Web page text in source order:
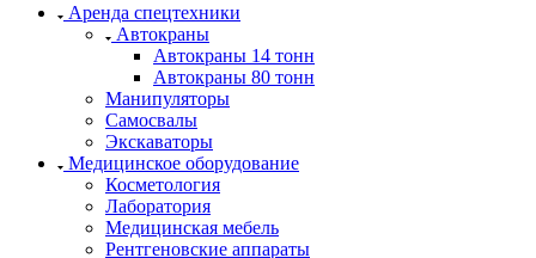
Аренда спецтехники
Автокраны
Автокраны 14 тонн
Автокраны 80 тонн
Манипуляторы
Самосвалы
Экскаваторы
Медицинское оборудование
Косметология
Лаборатория
Медицинская мебель
Рентгеновские аппараты